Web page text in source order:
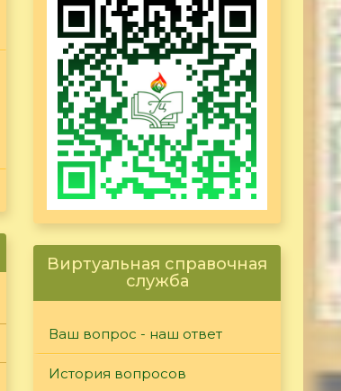
Виртуальная справочная
служба
Ваш вопрос - наш ответ
История вопросов